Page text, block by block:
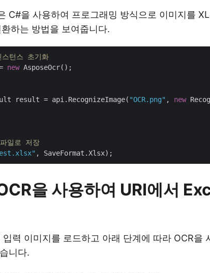
C#을 사용하여 프로그래밍 방식으로 이미지를
하는 방법을 보여줍니다.
턴스 초기화
new AsposeOcr();
인식
result = api.RecognizeImage( "OCR.png" , new
일로 저장
을 사용하여 URI에서
입력 이미지를 로드하고 아래 단계에 따라 OCR을
니다.